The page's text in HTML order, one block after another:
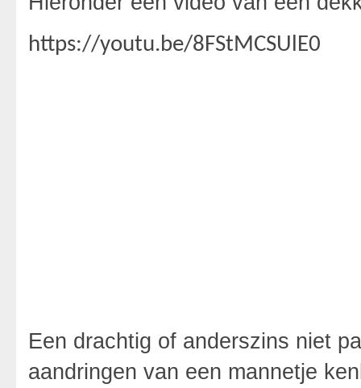
https://youtu.be/8FStMCSUlE0
Een drachtig of anderszins niet
aandringen van een mannetje